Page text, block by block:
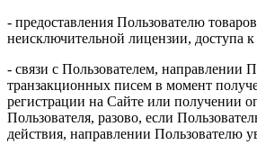
- предоставления Пользователю
неисключительной лицензии, доступа
- связи с Пользователем, направлении
транзакционных писем в момент
регистрации на Сайте или получении
Пользователя, разово, если
действия, направлении Пользователю